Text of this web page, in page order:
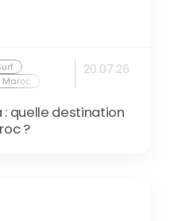
Maroc
20.07.26
: quelle destination
?